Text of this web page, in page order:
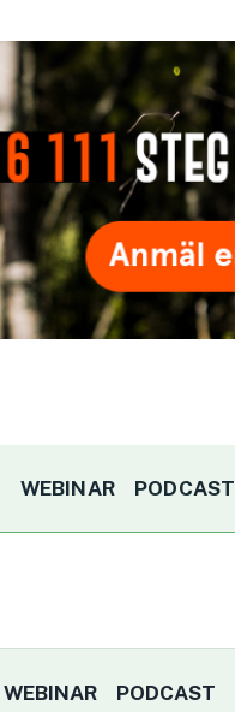
WEBINAR PODCAST
WEBINAR PODCAST